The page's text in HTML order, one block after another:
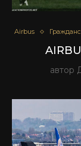
Airbus
автор